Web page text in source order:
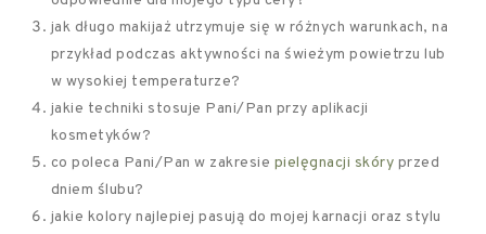
jak długo makijaż utrzymuje się w różnych warunkach, na
przykład podczas aktywności na świeżym powietrzu lub
w wysokiej temperaturze?
jakie techniki stosuje Pani/Pan przy aplikacji
kosmetyków?
co poleca Pani/Pan w zakresie pielęgnacji skóry przed
dniem ślubu?
jakie kolory najlepiej pasują do mojej karnacji oraz stylu